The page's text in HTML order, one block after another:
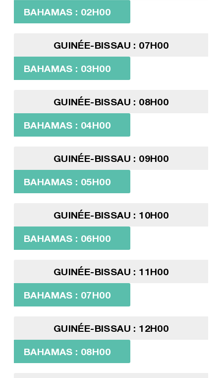
BAHAMAS : 02H00
GUINÉE-BISSAU : 07H00
BAHAMAS : 03H00
GUINÉE-BISSAU : 08H00
BAHAMAS : 04H00
GUINÉE-BISSAU : 09H00
BAHAMAS : 05H00
GUINÉE-BISSAU : 10H00
BAHAMAS : 06H00
GUINÉE-BISSAU : 11H00
BAHAMAS : 07H00
GUINÉE-BISSAU : 12H00
BAHAMAS : 08H00